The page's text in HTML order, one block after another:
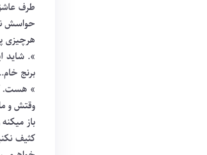
طرف
حواسش
هرچیزی
». شاید
برنج
» هست.
وقتش و
باز
کثیف